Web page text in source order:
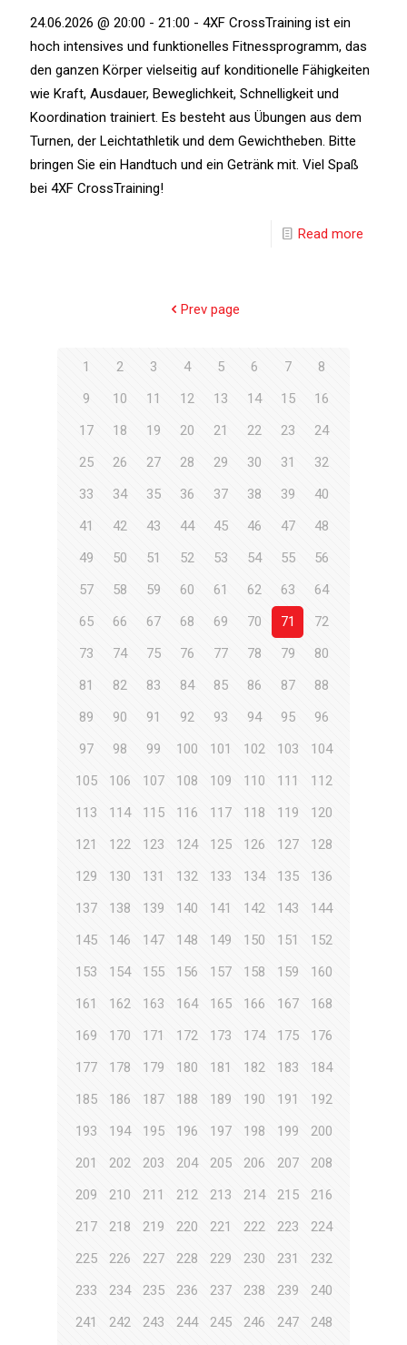
24.06.2026 @ 20:00 - 21:00 - 4XF CrossTraining ist ein
hoch intensives und funktionelles Fitnessprogramm, das
den ganzen Körper vielseitig auf konditionelle Fähigkeiten
wie Kraft, Ausdauer, Beweglichkeit, Schnelligkeit und
Koordination trainiert. Es besteht aus Übungen aus dem
Turnen, der Leichtathletik und dem Gewichtheben. Bitte
bringen Sie ein Handtuch und ein Getränk mit. Viel Spaß
bei 4XF CrossTraining!
Read more
Prev page
1 2 3 4 5 6 7
8
9
10 11 12 13 14 15
16
17
18 19 20 21 22 23
24
25
26 27 28 29 30 31
32
33
34 35 36 37 38 39
40
41
42 43 44 45 46 47
48
49
50 51 52 53 54 55
56
57
58 59 60 61 62 63
64
65
66 67 68 69 70 71
72
73
74 75 76 77 78 79
80
81
82 83 84 85 86 87
88
89
90 91 92 93 94 95
96
97
98 99 100 101 102 103
104
105
106 107 108 109 110 111
112
113
114 115 116 117 118 119
120
121
122 123 124 125 126 127
128
129
130 131 132 133 134 135
136
137
138 139 140 141 142 143
144
145
146 147 148 149 150 151
152
153
154 155 156 157 158 159
160
161
162 163 164 165 166 167
168
169
170 171 172 173 174 175
176
177
178 179 180 181 182 183
184
185
186 187 188 189 190 191
192
193
194 195 196 197 198 199
200
201
202 203 204 205 206 207
208
209
210 211 212 213 214 215
216
217
218 219 220 221 222 223
224
225
226 227 228 229 230 231
232
233
234 235 236 237 238 239
240
241
242 243 244 245 246 247
248